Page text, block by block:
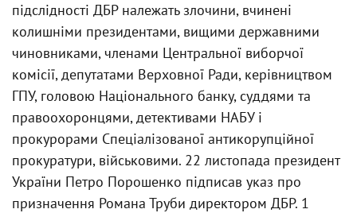
підслідності ДБР належать злочини, вчинені
колишніми президентами, вищими державними
чиновниками, членами Центральної виборчої
комісії, депутатами Верховної Ради, керівництвом
ГПУ, головою Національного банку, суддями та
правоохоронцями, детективами НАБУ і
прокурорами Спеціалізованої антикорупційної
прокуратури, військовими. 22 листопада президент
України Петро Порошенко підписав указ про
призначення Романа Труби директором ДБР. 1